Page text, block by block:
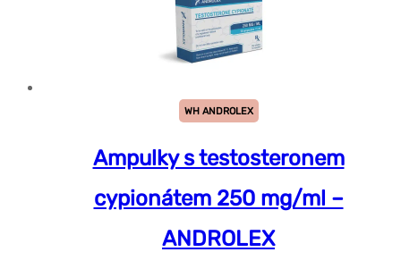
WH ANDROLEX
Ampulky s testosteronem
cypionátem 250 mg/ml –
ANDROLEX